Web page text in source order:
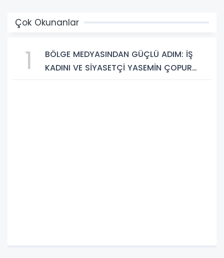
Çok Okunanlar
1
BÖLGE MEDYASINDAN GÜÇLÜ ADIM: İŞ
KADINI VE SİYASETÇİ YASEMİN ÇOPUR